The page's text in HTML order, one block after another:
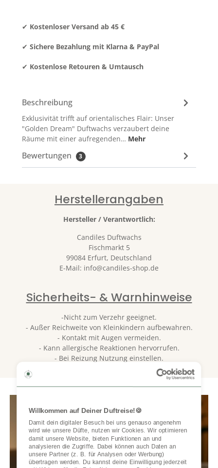
Willkommen auf Deiner Duftreise!🍪
Damit dein digitaler Besuch bei uns genauso angenehm
wird wie unsere Düfte, nutzen wir Cookies. Wir optimieren
damit unsere Website, bieten Funktionen an und
analysieren die Zugriffe. Dabei können auch Daten an
unsere Partner (z. B. für Analysen oder Werbung)
übertragen werden. Du kannst deine Einwilligung jederzeit
✔ Kostenloser Versand ab 45 €
✔ Sichere Bezahlung mit Klarna & PayPal
✔ Kostenlose Retouren & Umtausch
Beschreibung
Exklusivität trifft auf orientalisches Flair: Unser
"Golden Dream" Duftwachs verzaubert deine
Räume mit einer aufregenden… Mehr
Bewertungen 3
Herstellerangaben
Hersteller / Verantwortlich:
Candiles Duftwachs
Fischmarkt 5
99084 Erfurt, Deutschland
E-Mail: info@candiles-shop.de
Sicherheits- & Warnhinweise
-Nicht zum Verzehr geeignet.
- Außer Reichweite von Kleinkindern aufbewahren.
- Kontakt mit Augen vermeiden.
- Kann allergische Reaktionen hervorrufen.
- Bei Reizung Nutzung einstellen.